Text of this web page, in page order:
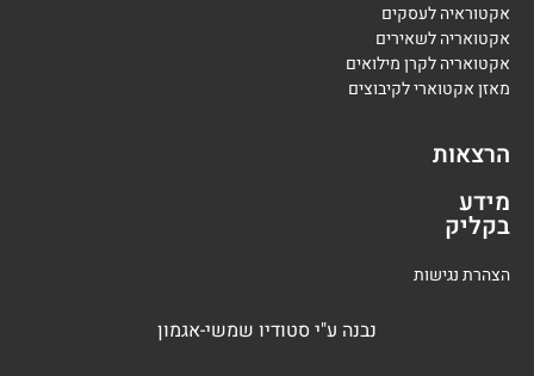
אקטוראיה לעסקים
אקטואריה לשאירים
אקטואריה לקרן מילואים
מאזן אקטוארי לקיבוצים
הרצאות
מידע
בקליק
הצהרת נגישות
נבנה ע"י סטודיו שמשי-אגמון